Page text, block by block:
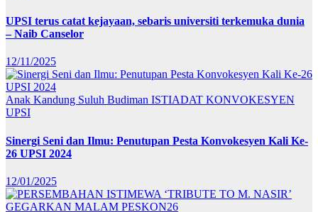
UPSI terus catat kejayaan, sebaris universiti terkemuka dunia
– Naib Canselor
12/11/2025
Anak Kandung Suluh Budiman ISTIADAT KONVOKESYEN
UPSI
Sinergi Seni dan Ilmu: Penutupan Pesta Konvokesyen Kali Ke-
26 UPSI 2024
12/01/2025